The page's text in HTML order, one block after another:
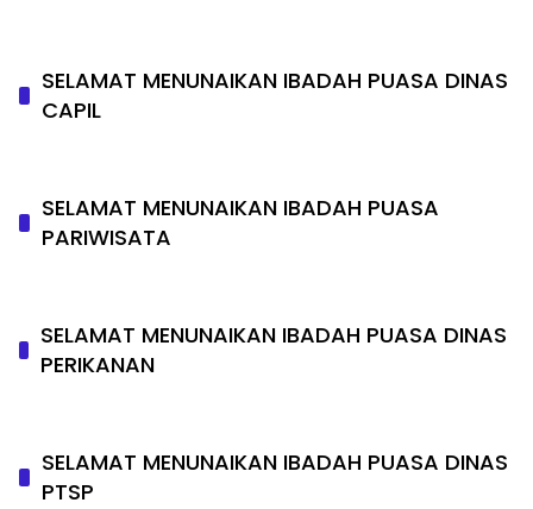
SELAMAT MENUNAIKAN IBADAH PUASA DINAS
CAPIL
SELAMAT MENUNAIKAN IBADAH PUASA
PARIWISATA
SELAMAT MENUNAIKAN IBADAH PUASA DINAS
PERIKANAN
SELAMAT MENUNAIKAN IBADAH PUASA DINAS
PTSP